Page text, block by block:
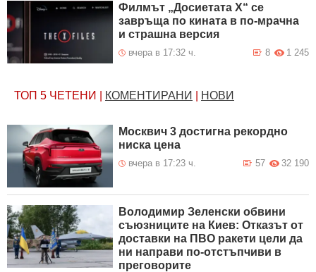
Филмът „Досиетата Х“ се
завръща по кината в по-мрачна
и страшна версия
вчера в 17:32 ч. 1 245
8
ТОП 5 ЧЕТЕНИ КОМЕНТИРАНИ НОВИ
Москвич 3 достигна рекордно
ниска цена
вчера в 17:23 ч. 32 190
57
Володимир Зеленски обвини
съюзниците на Киев: Отказът от
доставки на ПВО ракети цели да
ни направи по-отстъпчиви в
преговорите